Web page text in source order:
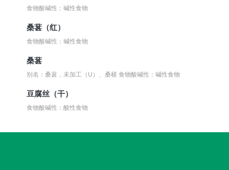
食物酸碱性：碱性食物
桑葚（红）
食物酸碱性：碱性食物
桑葚
别名：桑葚，未加工（U）、桑椹食物酸碱性：碱性食物
豆腐丝（干）
食物酸碱性：酸性食物